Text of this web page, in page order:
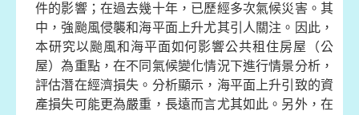
件的影響；在過去幾十年，已歷經多次氣候災害。其
中，強颱風侵襲和海平面上升尤其引人關注。因此，
本研究以颱風和海平面如何影響公共租住房屋（公
屋）為重點，在不同氣候變化情況下進行情景分析，
評估潛在經濟損失。分析顯示，海平面上升引致的資
產損失可能更為嚴重，長遠而言尤其如此。另外，在